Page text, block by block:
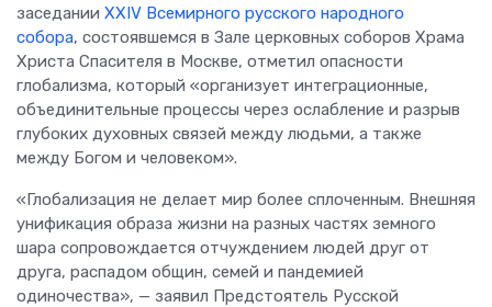
заседании XXIV Всемирного русского народного
собора, состоявшемся в Зале церковных соборов Храма
Христа Спасителя в Москве, отметил опасности
глобализма, который «организует интеграционные,
объединительные процессы через ослабление и разрыв
глубоких духовных связей между людьми, а также
между Богом и человеком».
«Глобализация не делает мир более сплоченным. Внешняя
унификация образа жизни на разных частях земного
шара сопровождается отчуждением людей друг от
друга, распадом общин, семей и пандемией
одиночества», — заявил Предстоятель Русской